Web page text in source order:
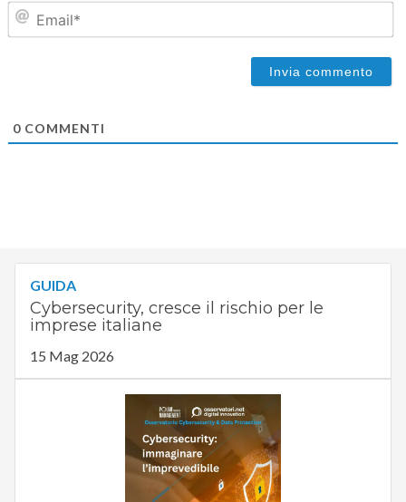
0COMMENTI
GUIDA
Cybersecurity, cresce il rischio per le
imprese italiane
15 Mag 2026